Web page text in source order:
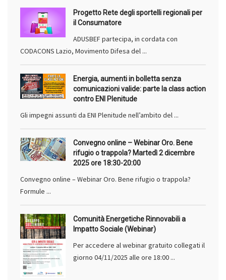
Progetto Rete degli sportelli regionali per
il Consumatore
ADUSBEF partecipa, in cordata con
CODACONS Lazio, Movimento Difesa del ...
Energia, aumenti in bolletta senza
comunicazioni valide: parte la class action
contro ENI Plenitude
Gli impegni assunti da ENI Plenitude nell’ambito del ...
Convegno online – Webinar Oro. Bene
rifugio o trappola? Martedì 2 dicembre
2025 ore 18:30-20:00
Convegno online – Webinar Oro. Bene rifugio o trappola?
Formule ...
Comunità Energetiche Rinnovabili a
Impatto Sociale (Webinar)
Per accedere al webinar gratuito collegati il
giorno 04/11/2025 alle ore 18:00 ...